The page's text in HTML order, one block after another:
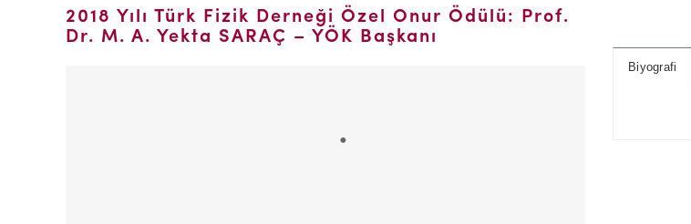
2018 Yılı Türk Fizik Derneği Özel Onur Ödülü: Prof.
Dr. M. A. Yekta SARAÇ – YÖK Başkanı
Biyografi